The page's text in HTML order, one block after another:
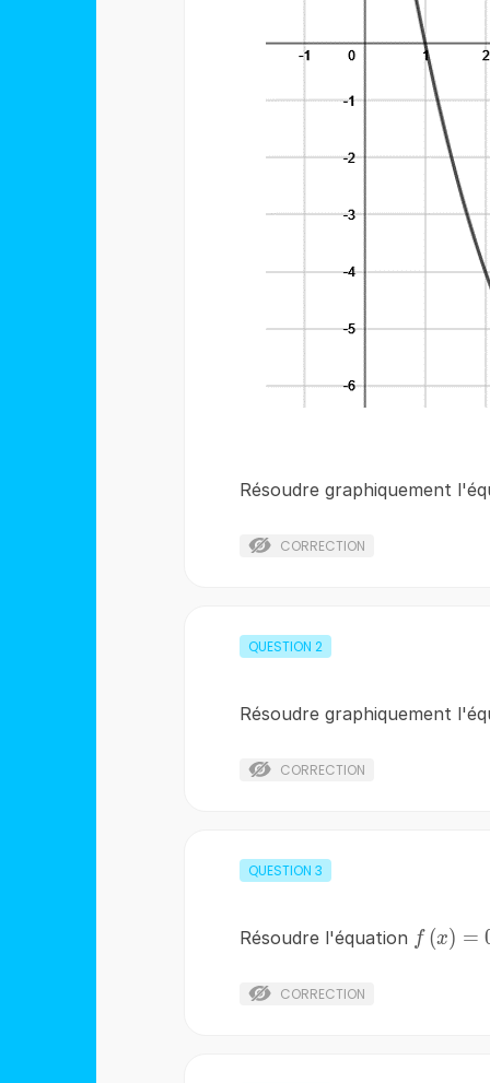
Résoudre graphiquement
CORRECTION
QUESTION 2
Résoudre graphiquement
CORRECTION
QUESTION 3
Résoudre l'équation f (x) =
CORRECTION